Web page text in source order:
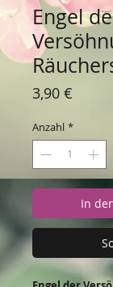
Engel
3,90 €
Anzahl *
In